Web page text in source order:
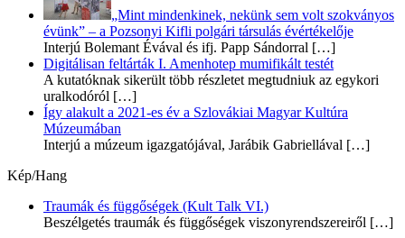
„Mint mindenkinek, nekünk sem volt szokványos
évünk” – a Pozsonyi Kifli polgári társulás évértékelője
Interjú Bolemant Évával és ifj. Papp Sándorral […]
Digitálisan feltárták I. Amenhotep mumifikált testét
A kutatóknak sikerült több részletet megtudniuk az egykori
uralkodóról […]
Így alakult a 2021-es év a Szlovákiai Magyar Kultúra
Múzeumában
Interjú a múzeum igazgatójával, Jarábik Gabriellával […]
Kép/Hang
Traumák és függőségek (Kult Talk VI.)
Beszélgetés traumák és függőségek viszonyrendszereiről […]